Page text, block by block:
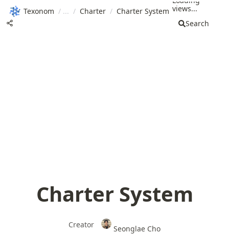
Texonom / / Charter / Charter System views...
Search
Charter System
Creator
Seonglae Cho